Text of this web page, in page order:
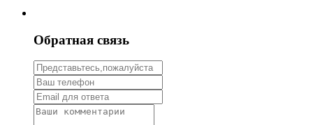
Обратная связь